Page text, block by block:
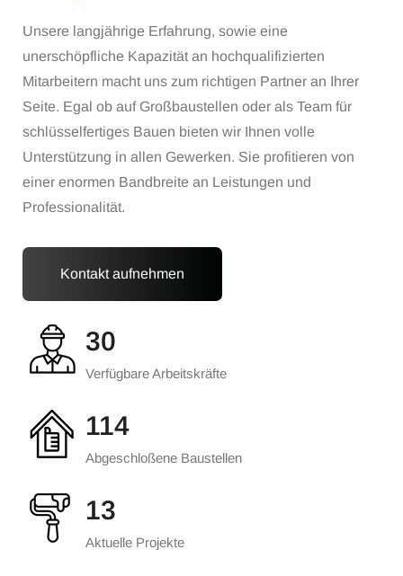
Unsere langjährige Erfahrung, sowie eine
unerschöpfliche Kapazität an hochqualifizierten
Mitarbeitern macht uns zum richtigen Partner an Ihrer
Seite. Egal ob auf Großbaustellen oder als Team für
schlüsselfertiges Bauen bieten wir Ihnen volle
Unterstützung in allen Gewerken. Sie profitieren von
einer enormen Bandbreite an Leistungen und
Professionalität.
Kontakt aufnehmen
30
Verfügbare Arbeitskräfte
136
Abgeschloßene Baustellen
16
Aktuelle Projekte